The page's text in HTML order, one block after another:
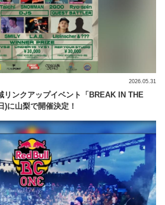
リンクアップイベント「BREAK IN THE
)に山梨で開催決定！
2026.05.31